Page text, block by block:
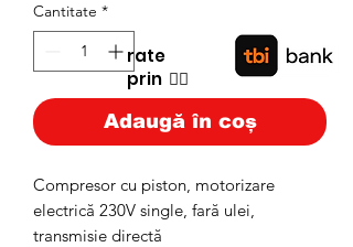
Cantitate *
Adaugă în coș
Compresor cu piston, motorizare
electrică 230V single, fară ulei,
transmisie directă
rate
prin 👉🏿